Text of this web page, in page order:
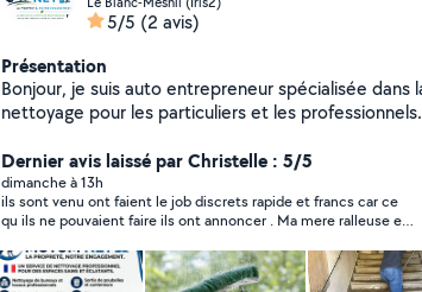
5/5 (2 avis)
Présentation
Bonjour, je suis auto entrepreneur spécialisée dans la
nettoyage pour les particuliers et les professionnels
prestations de services régulière ou occasionnel:
Nettoyage immeubles et bureaux Décapage et
cristalisation de sols Shampouinage de moquetes
Remplacement de gardien Nettoyage de vitres
Debarras Decapage sols Prestataire menage Airbnb
Menage Contactez-moi pour plus d'informations
Dernier avis laissé par Christelle : 5/5
dimanche à 13h
ils sont venu ont faient le job discrets rapide et francs car ce
qu ils ne pouvaient faire ils ont annoncer . Ma mere ralleuse est
vitres murs et portes la totale . pour un prix tres raisonnable . je
recommande fortement . j